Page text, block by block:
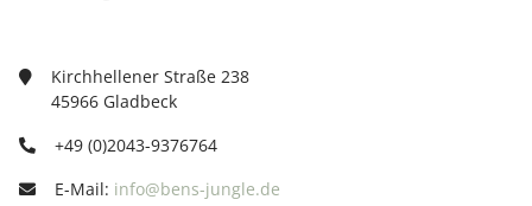
Kirchhellener Straße 238
45966 Gladbeck
+49 (0)2043-9376764
E-Mail: info@bens-jungle.de